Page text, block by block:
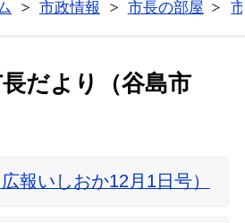
市政情報
市長の部屋
だより（谷島市
報いしおか12月1日号）